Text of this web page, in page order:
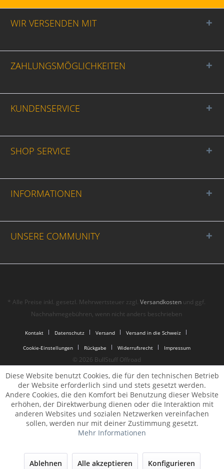
WIR VERSENDEN MIT
ZAHLUNGSMÖGLICHKEITEN
KUNDENSERVICE
SHOP SERVICE
INFORMATIONEN
UNSERE COMMUNITY
* Alle Preise inkl. gesetzl. Mehrwertsteuer zzgl.Versandkosten und ggf.
Nachnahmegebühren, wenn nicht anders beschrieben
Kontakt Datenschutz Versand Versand in die Schweiz
Cookie-Einstellungen Rückgabe Widerrufsrecht Impressum
© 2026 BullStuff Offroad
Diese Website benutzt Cookies, die für den technischen Betrieb
der Website erforderlich sind und stets gesetzt werden.
Andere Cookies, die den Komfort bei Benutzung dieser Website
erhöhen, der Direktwerbung dienen oder die Interaktion mit
anderen Websites und sozialen Netzwerken vereinfachen
sollen, werden nur mit deiner Zustimmung gesetzt.
Mehr Informationen
Ablehnen Alle akzeptieren Konfigurieren